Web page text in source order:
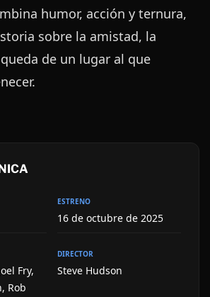
humor, acción y ternura,
sobre la amistad, la
de un lugar al que
ESTRENO
16 de octubre de 2025
Fry,
Rob
DIRECTOR
Steve Hudson